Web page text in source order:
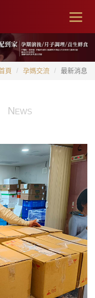
頁 孕媽交流 最新消息
NEWS